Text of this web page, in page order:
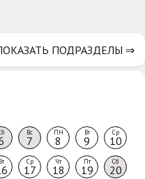
Вс
7
ПН
8
Вт
9
Ср
10
Вт Ср
17
Чт
18
Пт
19
Сб
20
ПОДРАЗДЕЛЫ ⇒